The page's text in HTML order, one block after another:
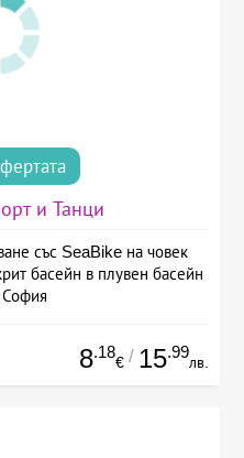
и Танци
със SeaBike на човек
басейн в плувен басейн
8.18
€ / 15.99
лв.